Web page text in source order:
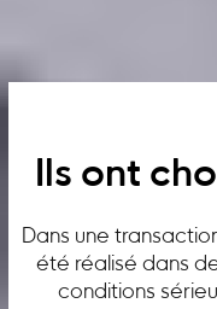
Ils ont
Dans une
été réalisé dans
conditions